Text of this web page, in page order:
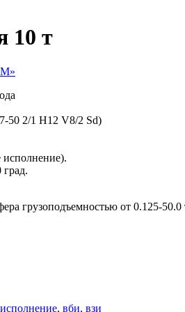
10 т
50 2/1 H12 V8/2 Sd)
исполнение).
град.
грузоподъемностью от 0.125-
вби, взи